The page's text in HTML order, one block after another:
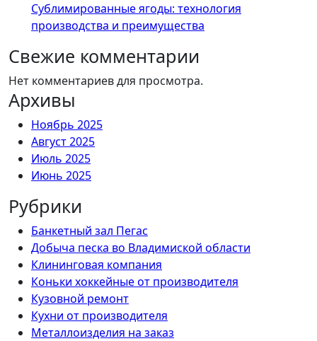
Сублимированные ягоды: технология
производства и преимущества
Свежие комментарии
Нет комментариев для просмотра.
Архивы
Ноябрь 2025
Август 2025
Июль 2025
Июнь 2025
Рубрики
Банкетный зал Пегас
Добыча песка во Владимиской области
Клининговая компания
Коньки хоккейные от производителя
Кузовной ремонт
Кухни от производителя
Металлоизделия на заказ